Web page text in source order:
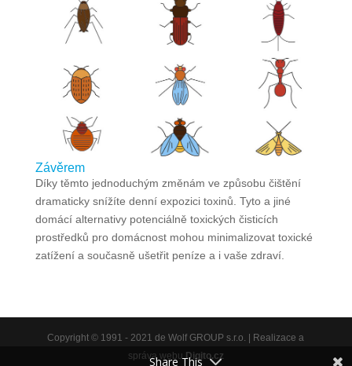
Závěrem
Díky těmto jednoduchým změnám ve způsobu čištění
dramaticky snížíte denní expozici toxinů. Tyto a jiné
domácí alternativy potenciálně toxických čisticích
prostředků pro domácnost mohou minimalizovat toxické
zatížení a současně ušetřit peníze a i vaše zdraví.
Copyright © 1991 - 2021 de Wolf GROUP s.r.o. | Realizace a
správa webu Digito.cz
Share This